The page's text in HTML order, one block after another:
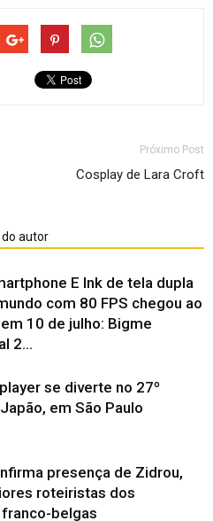
Próximo Post
Cosplay de Lara Croft
do autor
E Ink de tela dupla
com 80 FPS chegou ao
10 de julho: Bigme
2...
se diverte no 27º
em São Paulo
presença de Zidrou,
roteiristas dos
belgas